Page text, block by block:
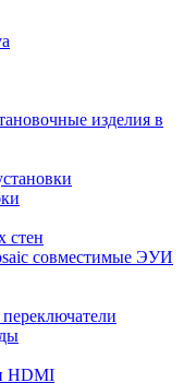
изделия в
стен
совместимые ЭУИ
HDMI